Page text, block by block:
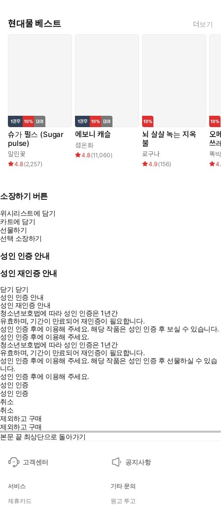
현대물 베스트 더보기
슈가 펄스 (Sugar
pulse)
말린꽃
4.8(2,257)
에보니 캐슬
섬온화
4.8(11,060)
뇌 살살 녹는 지옥
불
로구나
4.9(156)
오
쓰
똑
소장하기 버튼
위시리스트에 담기
카트에 담기
선물하기
선택 소장하기
성인 인증 안내
성인 재인증 안내
닫기 닫기
성인 인증 안내
성인 재인증 안내
청소년보호법에 따라 성인 인증은 1년간
유효하며, 기간이 만료되어 재인증이 필요합니다.
성인 인증 후에 이용해 주세요.해당 작품은 성인 인증 후 보실 수 있습니다.
성인 인증 후에 이용해 주세요.
청소년보호법에 따라 성인 인증은 1년간
유효하며, 기간이 만료되어 재인증이 필요합니다.
성인 인증 후에 이용해 주세요.해당 작품은 성인 인증 후 선물하실 수 있습
니다.
성인 인증 후에 이용해 주세요.
성인 인증
성인 인증
취소
취소
제외하고 구매
제외하고 구매
본문 끝 최상단으로 돌아가기
고객센터 공지사항
서비스
제휴카드
기타 문의
원고 투고